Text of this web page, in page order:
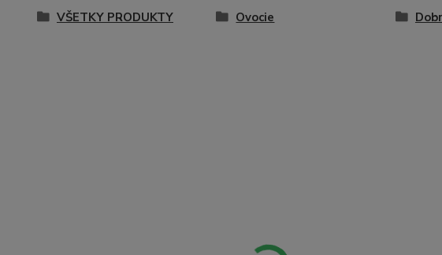
VŠETKY PRODUKTY Ovocie